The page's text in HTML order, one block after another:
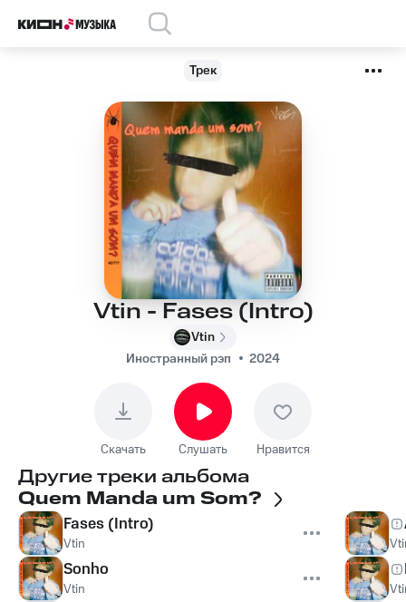
Трек
Vtin - Fases (Intro)
Vtin
Иностранный рэп
2024
Скачать Слушать Нравится
Другие треки альбома
Quem Manda um Som?
Fases (Intro)
Vtin
Sonho
Vtin